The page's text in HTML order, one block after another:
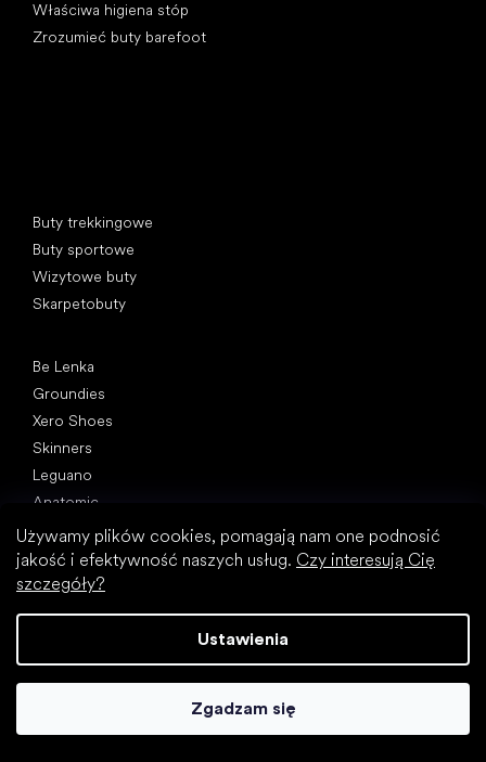
Używamy plików cookies, pomagają nam one podnosić
jakość i efektywność naszych usług. Czy interesują Cię
szczegóły?
Ustawienia
Zgadzam się
Właściwa higiena stóp
Zrozumieć buty barefoot
Buty trekkingowe
Buty sportowe
Wizytowe buty
Skarpetobuty
Be Lenka
Groundies
Xero Shoes
Skinners
Leguano
Anatomic
Artykuły
Buty sportowe
Jak wybrać buty turystyczne?
Buty do biura
20 ciekawostek na temat ludzkiej stopy